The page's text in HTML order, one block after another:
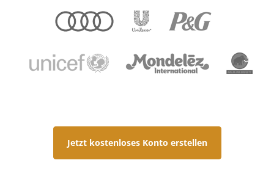
Jetzt kostenloses Konto erstellen